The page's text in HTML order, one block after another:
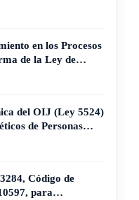
(Ley N° 10937)
en los Procesos
de la Ley de
N° 10936)
del OIJ (Ley 5524)
de Personas
(Ley N°
Código de
para